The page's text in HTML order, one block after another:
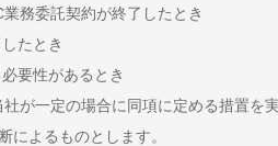
務委託契約が終了したとき
たとき
要性があるとき
が一定の場合に同項に定める措置を
によるものとします。